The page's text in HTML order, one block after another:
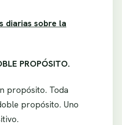
diarias sobre la
PROPÓSITO.
propósito. Toda
propósito. Uno